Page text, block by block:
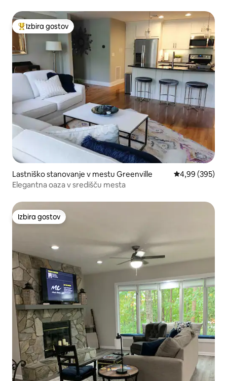
Najbolj priljubljena prenočišča z značko »Izbira gostov«
Izbira gostov
Lastniško stanovanje v mestu Greenville Povprečna
4,99 (395)
Elegantna oaza v središču mesta
Izbira gostov
Izbira gostov